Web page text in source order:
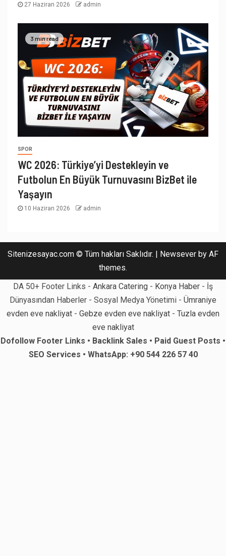
27 Haziran 2026 admin
3 min read
SPOR
WC 2026: Türkiye’yi Destekleyin ve
Futbolun En Büyük Turnuvasını BizBet ile
Yaşayın
10 Haziran 2026 admin
Sitenizesayac.com © Tüm hakları Saklıdır. | Newsever by AF
themes.
DA 50+ Footer Links - Ankara Catering - Konya Haber - İş
Dünyasından Haberler - Sosyal Medya Yönetimi - Ümraniye
evden eve nakliyat - Gebze evden eve nakliyat - Tuzla evden
eve nakliyat
Dofollow Footer Links • Backlink Sales • Paid Guest Posts •
SEO Services • WhatsApp: +90 544 226 57 40